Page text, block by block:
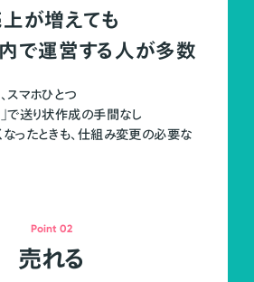
が増えても
で運営する人が多数
スマホひとつ
で送り状作成の手間なし
ったときも、仕組み変更の必要な
Point 02
売れる